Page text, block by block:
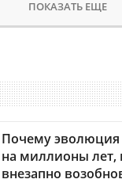
ПОКАЗАТЬ ЕЩЕ
Почему эволюция
на миллионы лет,
внезапно